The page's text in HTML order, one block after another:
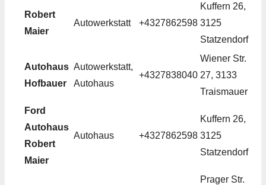
Robert
Maier
Autowerkstatt +4327862598
Kuffern 26,
3125
Statzendorf
Autohaus
Hofbauer
Autowerkstatt,
Autohaus
+4327838040
Wiener Str.
27, 3133
Traismauer
Ford
Autohaus
Robert
Maier
Autohaus +4327862598
Kuffern 26,
3125
Statzendorf
Prager Str.